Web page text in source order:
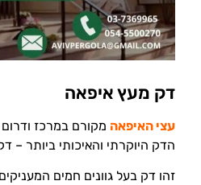
דק מעץ איפאה
עצי האיפאה מקורם במרכז
הדק היוקרתי והאיכותי ביותר –
זהו דק בעל גוונים חמים